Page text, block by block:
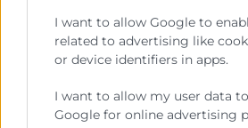
I want to allow Google to
related to advertising like
or device identifiers in apps.
I want to allow my user data
Google for online advertising
Electronics, Daniel Soler, a més
l’impacte de la política comercial
empreses.